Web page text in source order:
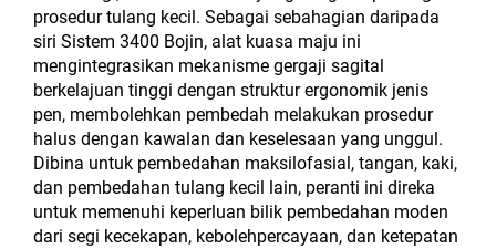
prosedur tulang kecil. Sebagai sebahagian daripada
siri Sistem 3400 Bojin, alat kuasa maju ini
mengintegrasikan mekanisme gergaji sagital
berkelajuan tinggi dengan struktur ergonomik jenis
pen, membolehkan pembedah melakukan prosedur
halus dengan kawalan dan keselesaan yang unggul.
Dibina untuk pembedahan maksilofasial, tangan, kaki,
dan pembedahan tulang kecil lain, peranti ini direka
untuk memenuhi keperluan bilik pembedahan moden
dari segi kecekapan, kebolehpercayaan, dan ketepatan